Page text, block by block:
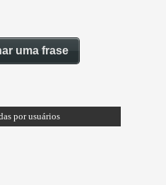
uma frase
por usuários